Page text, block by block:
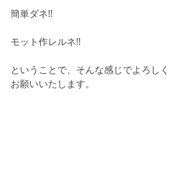
簡単ダネ!!
モット作レルネ!!
ということで、そんな感じでよろしく
お願いいたします。